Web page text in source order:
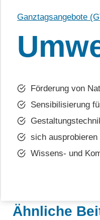
Ganztagsangebote
Förderung von
Sensibilisierung
sich
Wissens- und
Ähnliche